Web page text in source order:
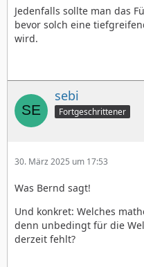
Jedenfalls sollte man das
bevor solch eine
wird.
sebi
Fortgeschrittener
30. März 2025 um 17:53
Was Bernd sagt!
Und konkret: Welches
denn unbedingt für die
derzeit fehlt?